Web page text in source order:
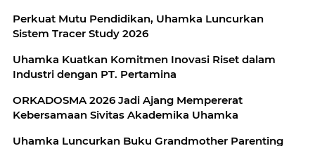
Perkuat Mutu Pendidikan, Uhamka Luncurkan
Sistem Tracer Study 2026
Uhamka Kuatkan Komitmen Inovasi Riset dalam
Industri dengan PT. Pertamina
ORKADOSMA 2026 Jadi Ajang Mempererat
Kebersamaan Sivitas Akademika Uhamka
Uhamka Luncurkan Buku Grandmother Parenting